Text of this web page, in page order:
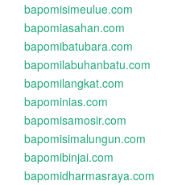
bapomisimeulue.com
bapomiasahan.com
bapomibatubara.com
bapomilabuhanbatu.com
bapomilangkat.com
bapominias.com
bapomisamosir.com
bapomisimalungun.com
bapomibinjai.com
bapomidharmasraya.com